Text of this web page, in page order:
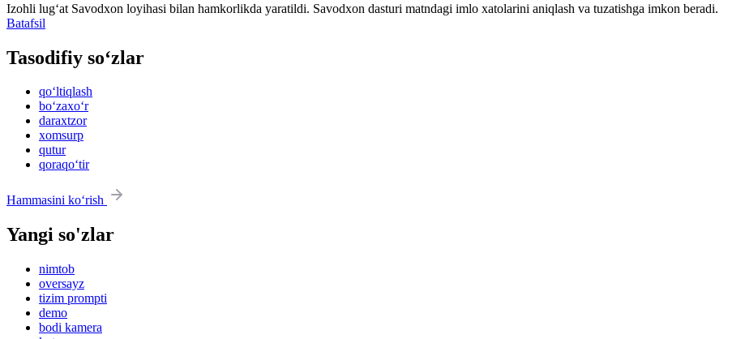
Izohli lugʻat Savodxon loyihasi bilan hamkorlikda yaratildi. Savodxon dasturi matndagi imlo xatolarini aniqlash va tuzatishga imkon beradi.
Batafsil
Tasodifiy so‘zlar
qo‘ltiqlash
bo‘zaxo‘r
daraxtzor
xomsurp
qutur
qoraqo‘tir
Hammasini ko‘rish
Yangi so'zlar
nimtob
oversayz
tizim prompti
demo
bodi kamera